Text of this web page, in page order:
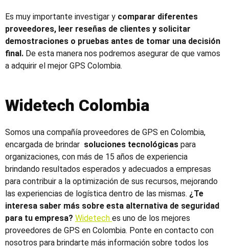
Es muy importante investigar y comparar diferentes
proveedores, leer reseñas de clientes y solicitar
demostraciones o pruebas antes de tomar una decisión
final. De esta manera nos podremos asegurar de que vamos
a adquirir el mejor GPS Colombia.
Widetech Colombia
Somos una compañía proveedores de GPS en Colombia,
encargada de brindar soluciones tecnológicas para
organizaciones, con más de 15 años de experiencia
brindando resultados esperados y adecuados a empresas
para contribuir a la optimización de sus recursos, mejorando
las experiencias de logística dentro de las mismas. ¿Te
interesa saber más sobre esta alternativa de seguridad
para tu empresa? Widetech es uno de los mejores
proveedores de GPS en Colombia. Ponte en contacto con
nosotros para brindarte más información sobre todos los